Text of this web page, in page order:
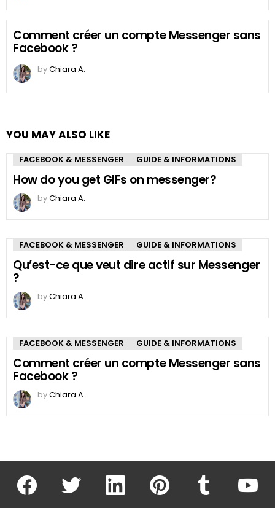
Comment créer un compte Messenger sans
Facebook ?
byChiara A.
YOU MAY ALSO LIKE
FACEBOOK & MESSENGER GUIDE & INFORMATIONS
How do you get GIFs on messenger?
byChiara A.
FACEBOOK & MESSENGER GUIDE & INFORMATIONS
Qu’est-ce que veut dire actif sur Messenger
?
byChiara A.
FACEBOOK & MESSENGER GUIDE & INFORMATIONS
Comment créer un compte Messenger sans
Facebook ?
byChiara A.
facebook twitter linkedin pinterest